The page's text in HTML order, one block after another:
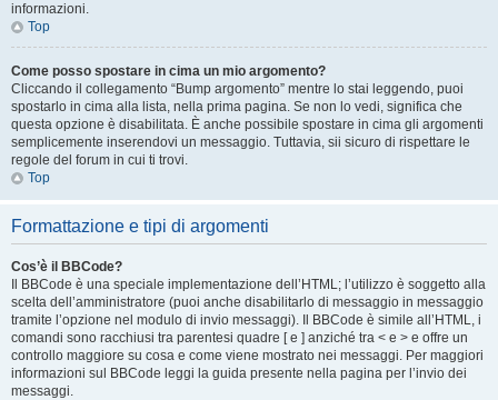
informazioni.
Top
Come posso spostare in cima un mio argomento?
Cliccando il collegamento “Bump argomento” mentre lo stai leggendo, puoi
spostarlo in cima alla lista, nella prima pagina. Se non lo vedi, significa che
questa opzione è disabilitata. È anche possibile spostare in cima gli argomenti
semplicemente inserendovi un messaggio. Tuttavia, sii sicuro di rispettare le
regole del forum in cui ti trovi.
Top
Formattazione e tipi di argomenti
Cos’è il BBCode?
Il BBCode è una speciale implementazione dell’HTML; l’utilizzo è soggetto alla
scelta dell’amministratore (puoi anche disabilitarlo di messaggio in messaggio
tramite l’opzione nel modulo di invio messaggi). Il BBCode è simile all’HTML, i
comandi sono racchiusi tra parentesi quadre [ e ] anziché tra < e > e offre un
controllo maggiore su cosa e come viene mostrato nei messaggi. Per maggiori
informazioni sul BBCode leggi la guida presente nella pagina per l’invio dei
messaggi.